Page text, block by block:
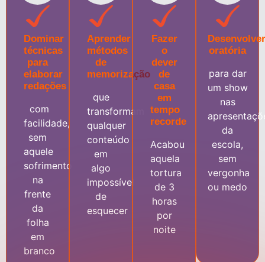
Dominar
técnicas
para
elaborar
redações
com
facilidade,
sem
aquele
sofrimento
na
frente
da
folha
em
branco
Aprender
métodos
de
memorização
que
transformam
qualquer
conteúdo
em
algo
impossível
de
esquecer
Fazer
o
dever
de
casa
em
tempo
recorde
Acabou
aquela
tortura
de 3
horas
por
noite
Desenvolver
oratória
para dar
um show
nas
da
escola,
sem
vergonha
ou medo